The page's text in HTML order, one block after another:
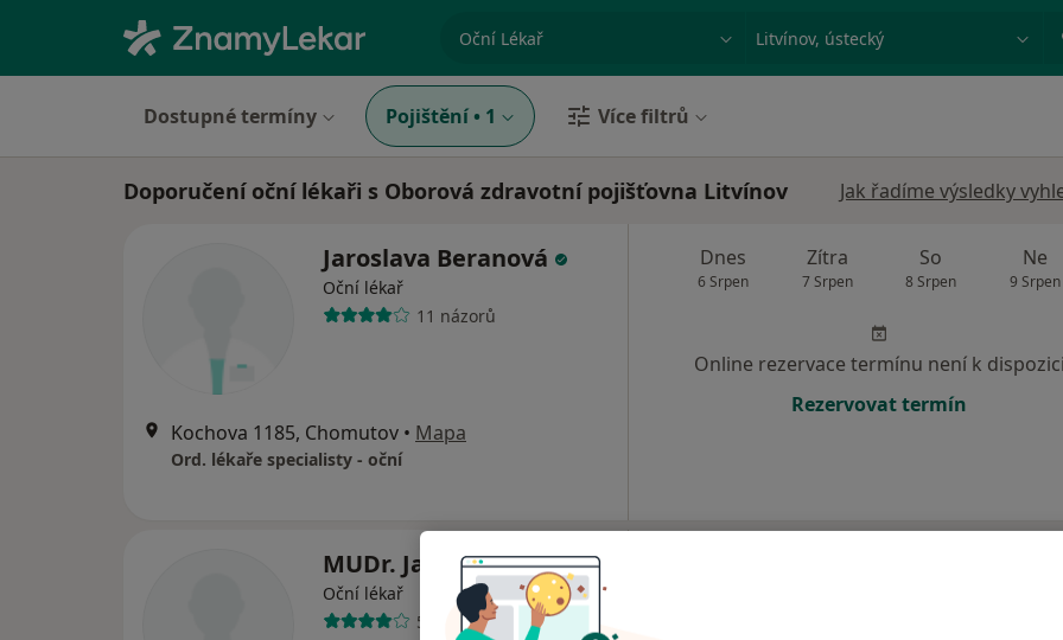
specializace, nemoc nebo příjmení Město nebo region
Dostupné termíny Pojištění • 1 Více filtrů
Doporučení oční lékaři s Oborová zdravotní pojišťovna Litvínov Jak řadíme výsledky
Jaroslava Beranová
Oční lékař
11 názorů
Kochova 1185, Chomutov • Mapa
Ord. lékaře specialisty - oční
Dnes
6 Srpen
Zítra
7 Srpen
So
8 Srpen
Ne
9 Srpen
Online rezervace termínu není k dispozici
Rezervovat termín
MUDr. Jan Paneš
Oční lékař
5 názorů